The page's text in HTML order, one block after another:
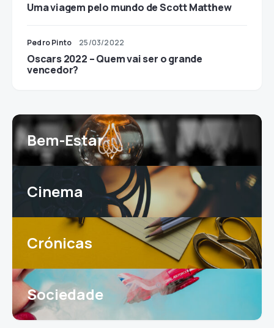
Uma viagem pelo mundo de Scott Matthew
Pedro Pinto 25/03/2022
Oscars 2022 – Quem vai ser o grande
vencedor?
Bem-Estar
Cinema
Crónicas
Sociedade